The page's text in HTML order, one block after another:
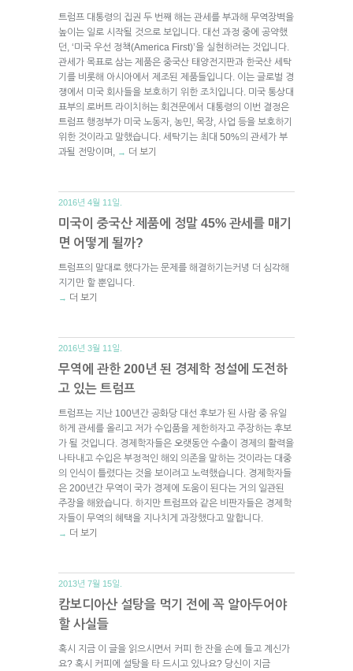
트럼프 대통령의 집권 두 번째 해는 관세를 부과해 무역장벽을
높이는 일로 시작될 것으로 보입니다. 대선 과정 중에 공약했
던, ‘미국 우선 정책(America First)’을 실현하려는 것입니다.
관세가 목표로 삼는 제품은 중국산 태양전지판과 한국산 세탁
기를 비롯해 아시아에서 제조된 제품들입니다. 이는 글로벌 경
쟁에서 미국 회사들을 보호하기 위한 조치입니다. 미국 통상대
표부의 로버트 라이치허는 회견문에서 대통령의 이번 결정은
트럼프 행정부가 미국 노동자, 농민, 목장, 사업 등을 보호하기
위한 것이라고 말했습니다. 세탁기는 최대 50%의 관세가 부
과될 전망이며,
→ 더 보기
2016년 4월 11일.
미국이 중국산 제품에 정말 45% 관세를 매기
면 어떻게 될까?
트럼프의 말대로 했다가는 문제를 해결하기는커녕 더 심각해
지기만 할 뿐입니다.
→ 더 보기
2016년 3월 11일.
무역에 관한 200년 된 경제학 정설에 도전하
고 있는 트럼프
트럼프는 지난 100년간 공화당 대선 후보가 된 사람 중 유일
하게 관세를 올리고 저가 수입품을 제한하자고 주장하는 후보
가 될 것입니다. 경제학자들은 오랫동안 수출이 경제의 활력을
나타내고 수입은 부정적인 해외 의존을 말하는 것이라는 대중
의 인식이 틀렸다는 것을 보이려고 노력했습니다. 경제학자들
은 200년간 무역이 국가 경제에 도움이 된다는 거의 일관된
주장을 해왔습니다. 하지만 트럼프와 같은 비판자들은 경제학
자들이 무역의 혜택을 지나치게 과장했다고 말합니다.
→ 더 보기
2013년 7월 15일.
캄보디아산 설탕을 먹기 전에 꼭 알아두어야
할 사실들
혹시 지금 이 글을 읽으시면서 커피 한 잔을 손에 들고 계신가
요? 혹시 커피에 설탕을 타 드시고 있나요? 당신이 지금